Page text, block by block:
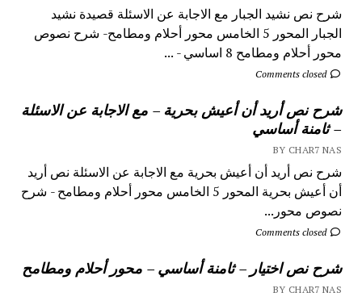
شرح نص نشيد الجبار مع الاجابة عن الاسئلة قصيدة نشيد
الجبار المحور 5 الخامس محور أحلام ومطامح- شرح نصوص
محور أحلام ومطامح 8 اساسي - ...
Comments closed
شرح نص أريد أن أعيش بحرية – مع الاجابة عن الاسئلة
– ثامنة أساسي
BY CHAR7 NAS
شرح نص أريد أن أعيش بحرية مع الاجابة عن الاسئلة نص أريد
أن أعيش بحرية المحور 5 الخامس محور أحلام ومطامح - شرح
نصوص محور...
Comments closed
شرح نص اختيار – ثامنة أساسي – محور أحلام ومطامح
BY CHAR7 NAS